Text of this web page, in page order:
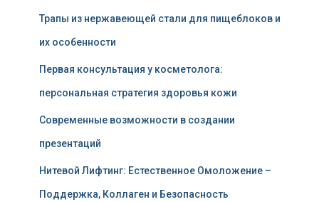
Трапы из нержавеющей стали для пищеблоков и
их особенности
Первая консультация у косметолога:
персональная стратегия здоровья кожи
Современные возможности в создании
презентаций
Нитевой Лифтинг: Естественное Омоложение –
Поддержка, Коллаген и Безопасность